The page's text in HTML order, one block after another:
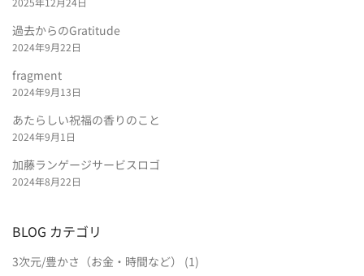
過去からのGratitude
2024年9月22日
fragment
2024年9月13日
あたらしい祝福の香りのこと
2024年9月1日
加藤ランゲージサービスロゴ
2024年8月22日
BLOG カテゴリ
3次元/豊かさ（お金・時間など）
(1)